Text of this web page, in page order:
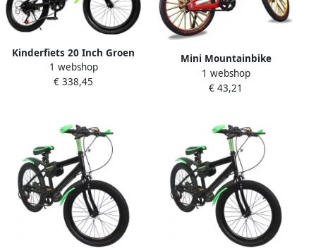
Kinderfiets 20 Inch Groen
Mountainbike voor en 6-13
jaar
1 webshop
€ 338,45
Mini Mountainbike
Vingerfiets Leuk Miniatuur
Speelgoed voor Kinderen
1 webshop
€ 43,21